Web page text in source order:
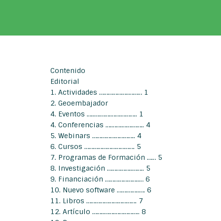
Contenido
Editorial
1. Actividades ………………..……… 1
2. Geoembajador
4. Eventos …..….…….…….……….. 1
4. Conferencias ….…….…….…….. 4
5. Webinars ……………………….. 4
6. Cursos ……………………………. 5
7. Programas de Formación …… 5
8. Investigación ……………..…….. 5
9. Financiación …………………..… 6
10. Nuevo software …….……..…. 6
11. Libros ……………………………. 7
12. Artículo ……..…….…………….. 8